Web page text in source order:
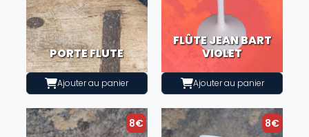
PORTE FLUTE
Ajouter au panier
FLÛTE JEAN BART
VIOLET
Ajouter au panier
8€ 8€